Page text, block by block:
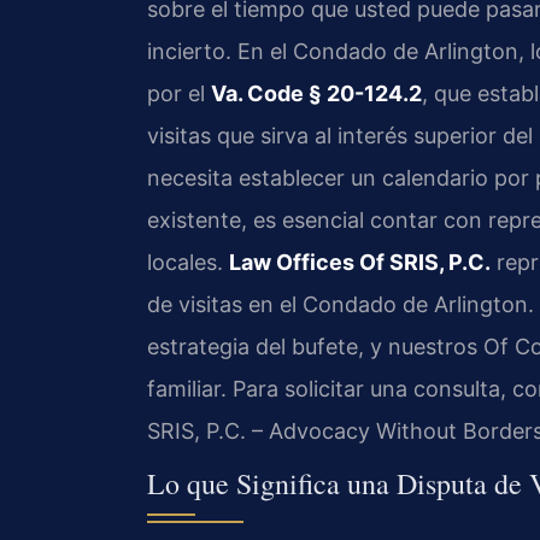
sobre el tiempo que usted puede
incierto. En el Condado de Arlington,
por el Va. Code § 20-124.2, que
visitas que sirva al interés superior
necesita establecer un calendario
existente, es esencial contar con
locales. Law Offices Of SRIS, P.C.
de visitas en el Condado de
estrategia del bufete, y nuestros Of
familiar. Para solicitar una consulta,
SRIS, P.C. – Advocacy Without
Lo que Significa una Disputa